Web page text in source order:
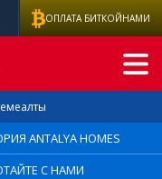
ANTALYA HOMES
С НАМИ
ОПЛАТА БИТКОЙНАМИ